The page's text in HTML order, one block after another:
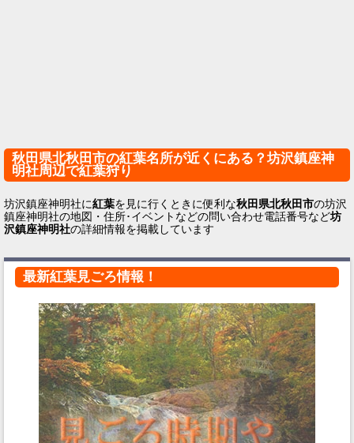
秋田県北秋田市の紅葉名所が近くにある？坊沢鎮座神
明社周辺で紅葉狩り
坊沢鎮座神明社に紅葉を見に行くときに便利な秋田県北秋田市の坊沢
鎮座神明社の地図・住所･イベントなどの問い合わせ電話番号など坊
沢鎮座神明社の詳細情報を掲載しています
最新紅葉見ごろ情報！